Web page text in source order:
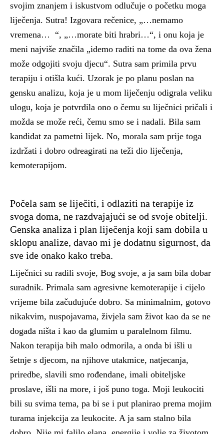
svojim znanjem i iskustvom odlučuje o početku moga
liječenja. Sutra! Izgovara rečenice, „…nemamo
vremena… “, „…morate biti hrabri…“, i onu koja je
meni najviše značila „idemo raditi na tome da ova žena
može odgojiti svoju djecu“. Sutra sam primila prvu
terapiju i otišla kući. Uzorak je po planu poslan na
gensku analizu, koja je u mom liječenju odigrala veliku
ulogu, koja je potvrdila ono o čemu su liječnici pričali i
možda se može reći, čemu smo se i nadali. Bila sam
kandidat za pametni lijek. No, morala sam prije toga
izdržati i dobro odreagirati na teži dio liječenja,
kemoterapijom.
Počela sam se liječiti, i odlaziti na terapije iz
svoga doma, ne razdvajajući se od svoje obitelji.
Genska analiza i plan liječenja koji sam dobila u
sklopu analize, davao mi je dodatnu sigurnost, da
sve ide onako kako treba.
Liječnici su radili svoje, Bog svoje, a ja sam bila dobar
suradnik. Primala sam agresivne kemoterapije i cijelo
vrijeme bila začuđujuće dobro. Sa minimalnim, gotovo
nikakvim, nuspojavama, živjela sam život kao da se ne
događa ništa i kao da glumim u paralelnom filmu.
Nakon terapija bih malo odmorila, a onda bi išli u
šetnje s djecom, na njihove utakmice, natjecanja,
priredbe, slavili smo rođendane, imali obiteljske
proslave, išli na more, i još puno toga. Moji leukociti
bili su svima tema, pa bi se i put planirao prema mojim
turama injekcija za leukocite. A ja sam stalno bila